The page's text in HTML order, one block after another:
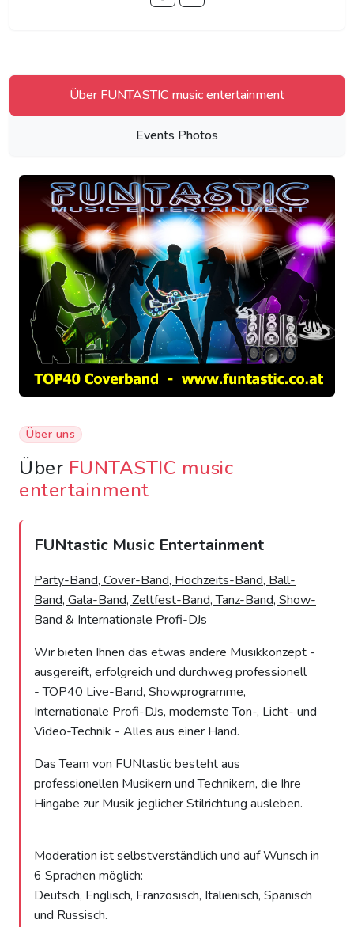
Über FUNTASTIC music entertainment
Events Photos
Über uns
Über FUNTASTIC music
entertainment
FUNtastic Music Entertainment
Party-Band, Cover-Band, Hochzeits-Band, Ball-
Band, Gala-Band, Zeltfest-Band, Tanz-Band, Show-
Band & Internationale Profi-DJs
Wir bieten Ihnen das etwas andere Musikkonzept -
ausgereift, erfolgreich und durchweg professionell
- TOP40 Live-Band, Showprogramme,
Internationale Profi-DJs, modernste Ton-, Licht- und
Video-Technik - Alles aus einer Hand.
Das Team von FUNtastic besteht aus
professionellen Musikern und Technikern, die Ihre
Hingabe zur Musik jeglicher Stilrichtung ausleben.
Moderation ist selbstverständlich und auf Wunsch in
6 Sprachen möglich:
Deutsch, Englisch, Französisch, Italienisch, Spanisch
und Russisch.